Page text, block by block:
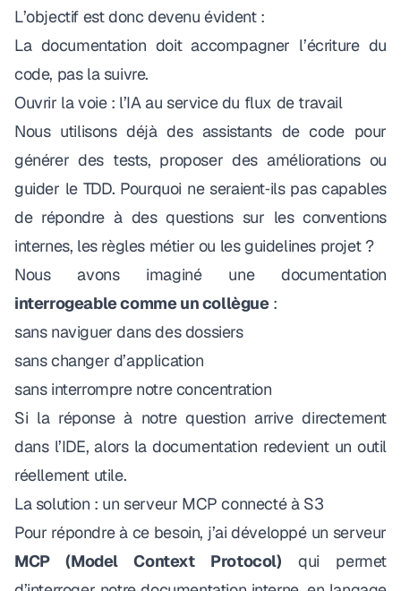
L’objectif est donc devenu évident :
La documentation doit accompagner l’écriture du
code, pas la suivre.
Ouvrir la voie : l’IA au service du flux de travail
Nous utilisons déjà des assistants de code pour
générer des tests, proposer des améliorations ou
guider le TDD. Pourquoi ne seraient‑ils pas capables
de répondre à des questions sur les conventions
internes, les règles métier ou les guidelines projet ?
Nous avons imaginé une documentation
interrogeable comme un collègue:
sans naviguer dans des dossiers
sans changer d’application
sans interrompre notre concentration
Si la réponse à notre question arrive directement
dans l’IDE, alors la documentation redevient un outil
réellement utile.
La solution : un serveur MCP connecté à S3
Pour répondre à ce besoin, j’ai développé un serveur
MCP (Model Context Protocol) qui permet